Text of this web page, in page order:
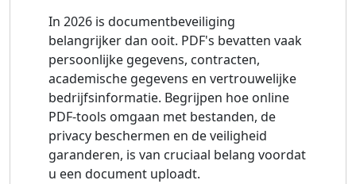
In 2026 is documentbeveiliging
belangrijker dan ooit. PDF's bevatten vaak
persoonlijke gegevens, contracten,
academische gegevens en vertrouwelijke
bedrijfsinformatie. Begrijpen hoe online
PDF-tools omgaan met bestanden, de
privacy beschermen en de veiligheid
garanderen, is van cruciaal belang voordat
u een document uploadt.